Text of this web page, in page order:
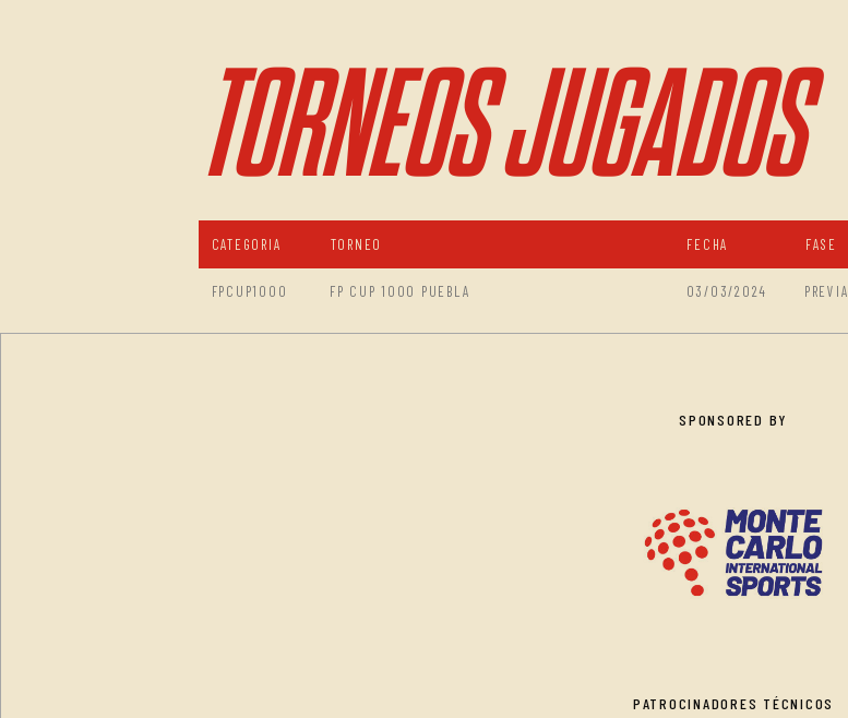
TORNEOS JUGADOS
CATEGORIA TORNEO FECHA FASE
FPCUP1000 FP CUP 1000 PUEBLA 03/03/2024 PREVIA
SPONSORED BY
PATROCINADORES TÉCNICOS